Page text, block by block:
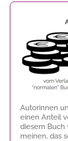
Autorinnen
einen Anteil
diesem Buch
meinen, das